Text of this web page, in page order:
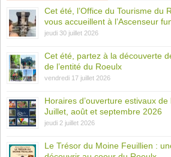
Cet été, l’Office du Tourisme du
vous accueillent à l’Ascenseur
jeudi 30 juillet 2026
Cet été, partez à la découverte
de l’entité du Roeulx
vendredi 17 juillet 2026
Horaires d’ouverture estivaux de
Juillet, août et septembre 2026
jeudi 2 juillet 2026
Le Trésor du Moine Feuillien :